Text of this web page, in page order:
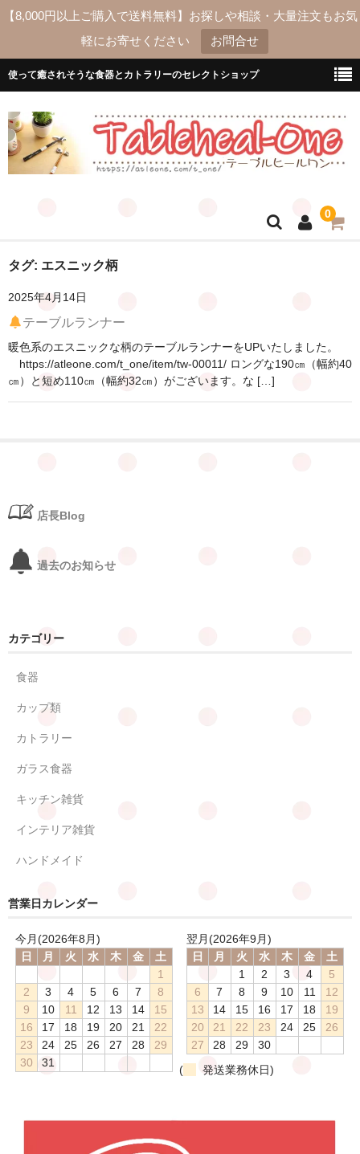
【8,000円以上ご購入で送料無料】お探しや相談・大量注文もお気
軽にお寄せください
お問合せ
使って癒されそうな食器とカトラリーのセレクトショップ
0
ホーム
送料
よくあるご質問
ポイント会員
お知らせ
タグ: エスニック柄
2025年4月14日
テーブルランナー
暖色系のエスニックな柄のテーブルランナーをUPいたしました。
https://atleone.com/t_one/item/tw-00011/ ロングな190㎝（幅約40
㎝）と短め110㎝（幅約32㎝）がございます。な […]
店長Blog
過去のお知らせ
カテゴリー
食器
カップ類
カトラリー
ガラス食器
キッチン雑貨
インテリア雑貨
ハンドメイド
営業日カレンダー
今月(2026年8月)
日
月 火 水 木 金
土
1
2
3 4 5 6 7
8
9
10 11 12 13 14
15
16
17 18 19 20 21
22
23
24 25 26 27 28
29
30
31
翌月(2026年9月)
日
月 火 水 木 金
土
1
2 3 4
5
6
7 8 9 10 11
12
13
14 15 16 17 18
19
20
21 22 23 24 25
26
27
28 29
30
(
発送業務休日)